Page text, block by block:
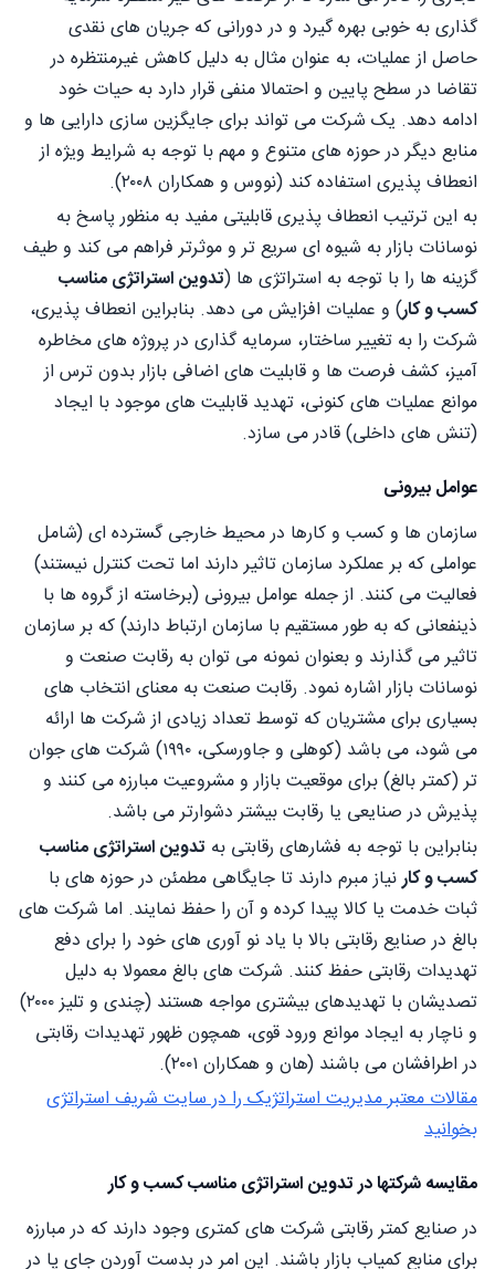
گذاری به خوبی بهره گیرد و در دورانی که جریان های نقدی
حاصل از عملیات، به عنوان مثال به دلیل کاهش غیرمنتظره در
تقاضا در سطح پایین و احتمالا منفی قرار دارد به حیات خود
ادامه دهد. یک شرکت می تواند برای جایگزین سازی دارایی ها و
منابع دیگر در حوزه های متنوع و مهم با توجه به شرایط ویژه از
انعطاف پذیری استفاده کند (نووس و همکاران ۲۰۰۸).
به این ترتیب انعطاف پذیری قابلیتی مفید به منظور پاسخ به
نوسانات بازار به شیوه ای سریع تر و موثرتر فراهم می کند و طیف
گزینه ها را با توجه به استراتژی ها (تدوین استراتژی مناسب
کسب و کار) و عملیات افزایش می دهد. بنابراین انعطاف پذیری،
شرکت را به تغییر ساختار، سرمایه گذاری در پروژه های مخاطره
آمیز، کشف فرصت ها و قابلیت های اضافی بازار بدون ترس از
موانع عملیات های کنونی، تهدید قابلیت های موجود با ایجاد
(تنش های داخلی) قادر می سازد.
عوامل بیرونی
سازمان ها و کسب و کارها در محیط خارجی گسترده ای (شامل
عواملی که بر عملکرد سازمان تاثیر دارند اما تحت کنترل نیستند)
فعالیت می کنند. از جمله عوامل بیرونی (برخاسته از گروه ها با
ذینفعانی که به طور مستقیم با سازمان ارتباط دارند) که بر سازمان
تاثیر می گذارند و بعنوان نمونه می توان به رقابت صنعت و
نوسانات بازار اشاره نمود. رقابت صنعت به معنای انتخاب های
بسیاری برای مشتریان که توسط تعداد زیادی از شرکت ها ارائه
می شود، می باشد (کوهلی و جاورسکی، ۱۹۹۰) شرکت های جوان
تر (کمتر بالغ) برای موقعیت بازار و مشروعیت مبارزه می کنند و
پذیرش در صنایعی یا رقابت بیشتر دشوارتر می باشد.
بنابراین با توجه به فشارهای رقابتی به تدوین استراتژی مناسب
کسب و کارنیاز مبرم دارند تا جایگاهی مطمئن در حوزه های با
ثبات خدمت یا کالا پیدا کرده و آن را حفظ نمایند. اما شرکت های
بالغ در صنایع رقابتی بالا با یاد نو آوری های خود را برای دفع
تهدیدات رقابتی حفظ کنند. شرکت های بالغ معمولا به دليل
تصدیشان با تهدیدهای بیشتری مواجه هستند (چندی و تلیز ۲۰۰۰)
و ناچار به ایجاد موانع ورود قوی، همچون ظهور تهدیدات رقابتی
در اطرافشان می باشند (هان و همکاران ۲۰۰۱).
مقالات معتبر مدیریت استراتژیک را در سایت شریف استراتژی
بخوانید
مقایسه شرکتها درتدوین استراتژی مناسب کسب و کار
در صنایع کمتر رقابتی شرکت های کمتری وجود دارند که در مبارزه
برای منابع کمیاب بازار باشند. این امر در بدست آوردن جای پا در